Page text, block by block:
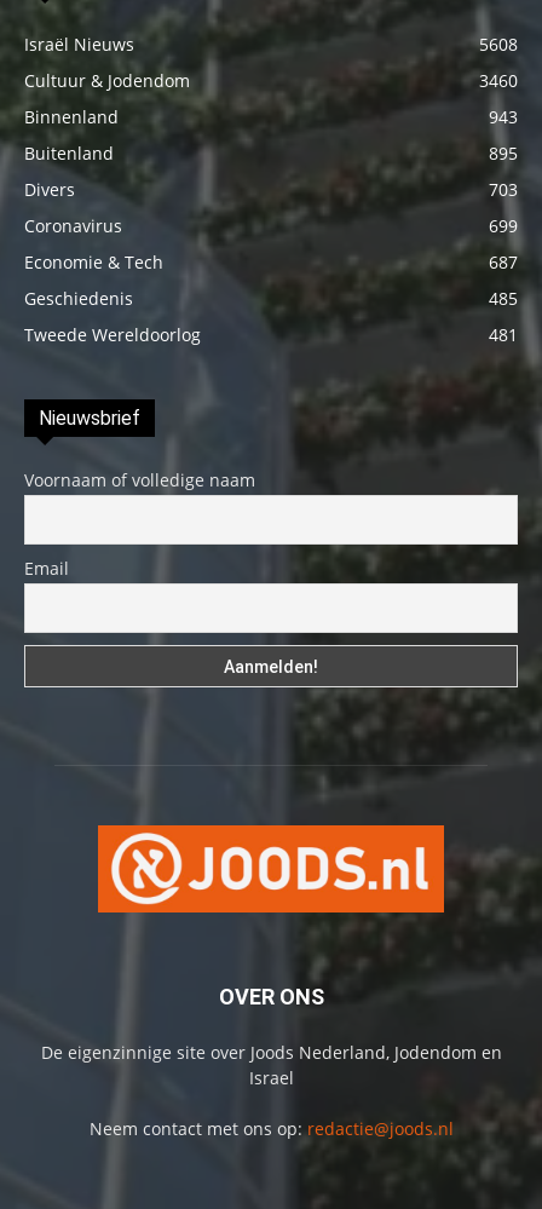
Israël Nieuws
5608
Cultuur & Jodendom
3460
Binnenland
943
Buitenland
895
Divers
703
Coronavirus
699
Economie & Tech
687
Geschiedenis
485
Tweede Wereldoorlog
481
Nieuwsbrief
Voornaam of volledige naam
Email
OVER ONS
De eigenzinnige site over Joods Nederland, Jodendom en
Israel
Neem contact met ons op: redactie@joods.nl